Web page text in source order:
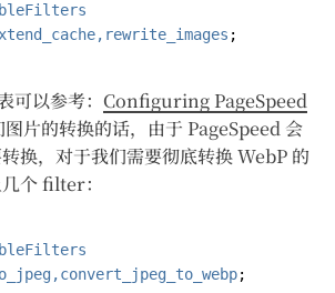
;
以参考： Configuring PageSpeed
图片的转换的话，由于 PageSpeed 会
换，对于我们需要彻底转换 WebP 的
个 filter：
;